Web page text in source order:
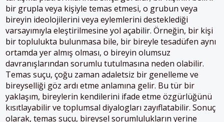
bir grupla veya kişiyle temas etmesi, o grubun veya
bireyin ideolojilerini veya eylemlerini desteklediği
varsayımıyla eleştirilmesine yol açabilir. Örneğin, bir kişi
bir toplulukta bulunmasa bile, bir bireyle tesadüfen aynı
ortamda yer almış olması, o bireyin olumsuz
davranışlarından sorumlu tutulmasına neden olabilir.
Temas suçu, çoğu zaman adaletsiz bir genelleme ve
bireyselliği göz ardı etme anlamına gelir. Bu tür bir
yaklaşım, bireylerin kendilerini ifade etme özgürlüğünü
kısıtlayabilir ve toplumsal diyalogları zayıflatabilir. Sonuç
olarak, temas suçu, bireysel sorumlulukların yerine